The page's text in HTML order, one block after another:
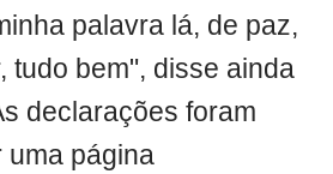
palavra lá, de paz,
tudo bem", disse ainda
declarações foram
uma página